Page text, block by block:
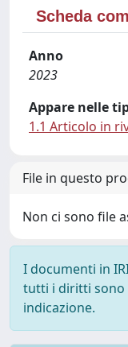
Scheda
Anno
2023
Appare nelle
1.1 Articolo in
File in questo
Non ci sono file
I documenti in
tutti i diritti sono
indicazione.